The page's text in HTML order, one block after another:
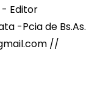
Editor
-Pcia de Bs.As.
//